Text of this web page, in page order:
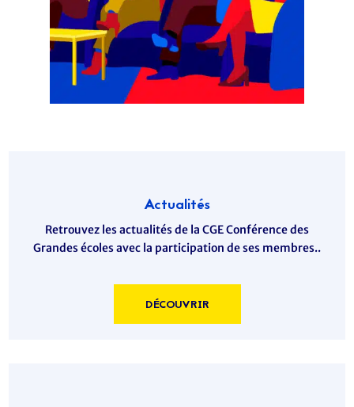
Actualités
Retrouvez les actualités de la CGE Conférence des
Grandes écoles avec la participation de ses membres..
DÉCOUVRIR